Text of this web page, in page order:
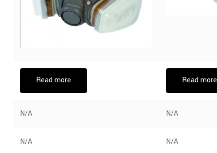
Read more Read more
N/A N/A
N/A N/A